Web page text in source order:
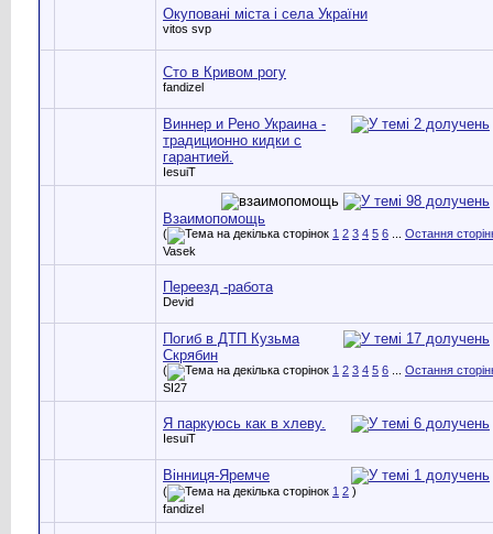
Окуповані міста і села України
vitos svp
Сто в Кривом рогу
fandizel
Виннер и Рено Украина -
традиционно кидки с
гарантией.
IesuiT
Взаимопомощь
( 1 2 3 4 5 6
Остання
Vasek
Переезд -работа
Devid
Погиб в ДТП Кузьма
Скрябин
( 1 2 3 4 5 6
Остання
SI27
Я паркуюсь как в хлеву.
IesuiT
Вінниця-Яремче
( 1 2 )
fandizel